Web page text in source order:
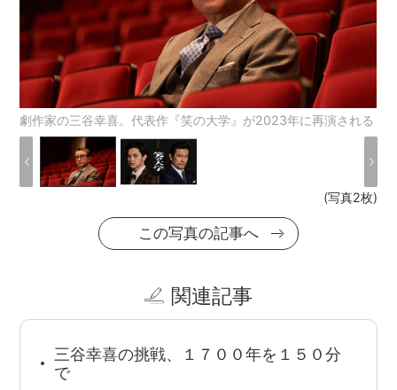
劇作家の三谷幸喜。代表作『笑の大学』が2023年に再演される
(写真2枚)
この写真の記事へ
関連記事
三谷幸喜の挑戦、１７００年を１５０分
で